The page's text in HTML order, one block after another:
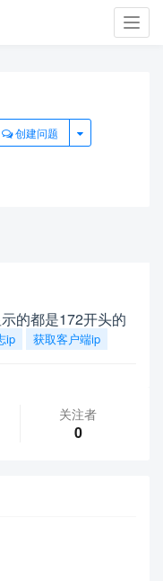
创建问题
的都是172开头的
ip 获取客户端ip
关注者
0